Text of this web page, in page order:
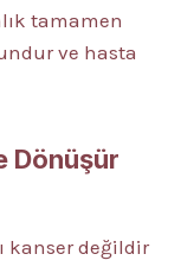
tamamen
ve hasta
Dönüşür
kanser değildir